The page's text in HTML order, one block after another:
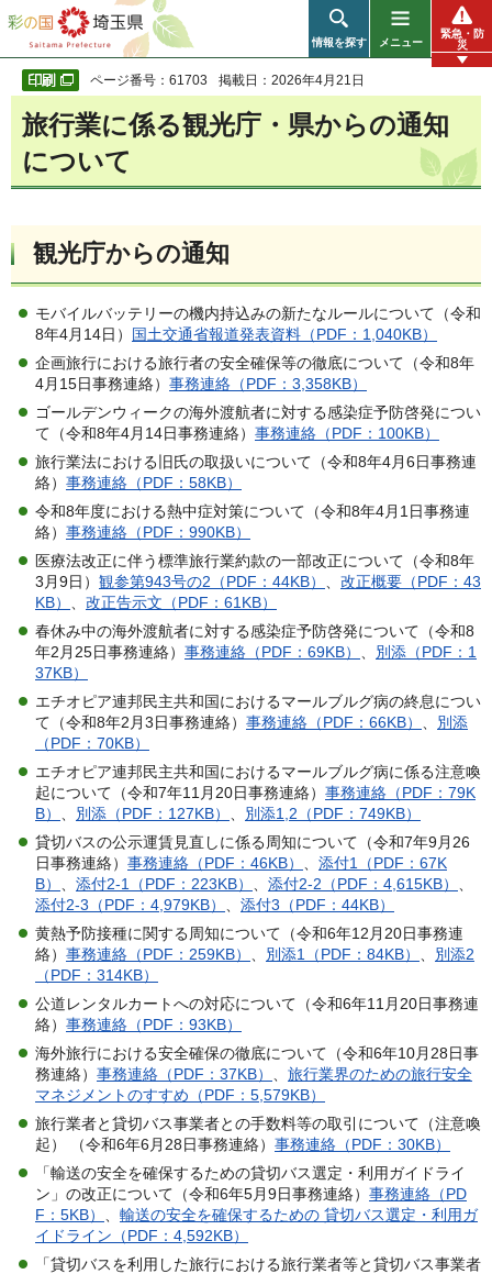
彩の国 埼玉県
情報を探す メニュー
緊急・防
災
ページ番号：61703 掲載日：2026年4月21日
旅行業に係る観光庁・県からの通知
について
観光庁からの通知
モバイルバッテリーの機内持込みの新たなルールについて（令和
8年4月14日） 国土交通省報道発表資料（PDF：1,040KB）
企画旅行における旅行者の安全確保等の徹底について（令和8年
4月15日事務連絡） 事務連絡（PDF：3,358KB）
ゴールデンウィークの海外渡航者に対する感染症予防啓発につい
て（令和8年4月14日事務連絡） 事務連絡（PDF：100KB）
旅行業法における旧氏の取扱いについて（令和8年4月6日事務連
絡） 事務連絡（PDF：58KB）
令和8年度における熱中症対策について（令和8年4月1日事務連
絡） 事務連絡（PDF：990KB）
医療法改正に伴う標準旅行業約款の一部改正について（令和8年
3月9日） 観参第943号の2（PDF：44KB）
改正概要（PDF：43
KB）
改正告示文（PDF：61KB）
春休み中の海外渡航者に対する感染症予防啓発について（令和8
年2月25日事務連絡） 事務連絡（PDF：69KB）
別添（PDF：1
37KB）
エチオピア連邦民主共和国におけるマールブルグ病の終息につい
て（令和8年2月3日事務連絡） 事務連絡（PDF：66KB）
別添
（PDF：70KB）
エチオピア連邦民主共和国におけるマールブルグ病に係る注意喚
起について（令和7年11月20日事務連絡） 事務連絡（PDF：79K
B）
別添（PDF：127KB）
別添1,2（PDF：749KB）
貸切バスの公示運賃見直しに係る周知について（令和7年9月26
日事務連絡） 事務連絡（PDF：46KB）
添付1（PDF：67K
B）
添付2-1（PDF：223KB） 添付2-2（PDF：4,615KB）
添付2-3（PDF：4,979KB）
添付3（PDF：44KB）
黄熱予防接種に関する周知について（令和6年12月20日事務連
絡） 事務連絡（PDF：259KB） 別添1（PDF：84KB）
別添2
（PDF：314KB）
公道レンタルカートへの対応について（令和6年11月20日事務連
絡） 事務連絡（PDF：93KB）
海外旅行における安全確保の徹底について（令和6年10月28日事
務連絡） 事務連絡（PDF：37KB）
旅行業界のための旅行安全
マネジメントのすすめ（PDF：5,579KB）
旅行業者と貸切バス事業者との手数料等の取引について（注意喚
起） （令和6年6月28日事務連絡） 事務連絡（PDF：30KB）
「輸送の安全を確保するための貸切バス選定・利用ガイドライ
ン」の改正について（令和6年5月9日事務連絡） 事務連絡（PD
F：5KB）
輸送の安全を確保するための 貸切バス選定・利用ガ
イドライン（PDF：4,592KB）
「貸切バスを利用した旅行における旅行業者等と貸切バス事業者